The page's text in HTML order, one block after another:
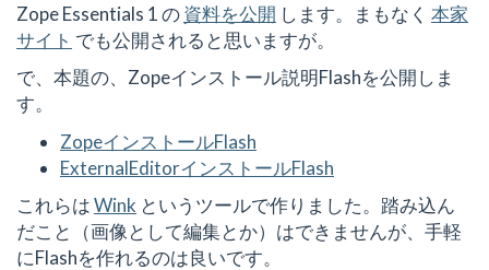
Zope Essentials 1 の資料を公開 します。まもなく 本家
サイト でも公開されると思いますが。
で、本題の、Zopeインストール説明Flashを公開しま
す。
ZopeインストールFlash
ExternalEditorインストールFlash
これらはWink というツールで作りました。踏み込ん
だこと（画像として編集とか）はできませんが、手軽
にFlashを作れるのは良いです。